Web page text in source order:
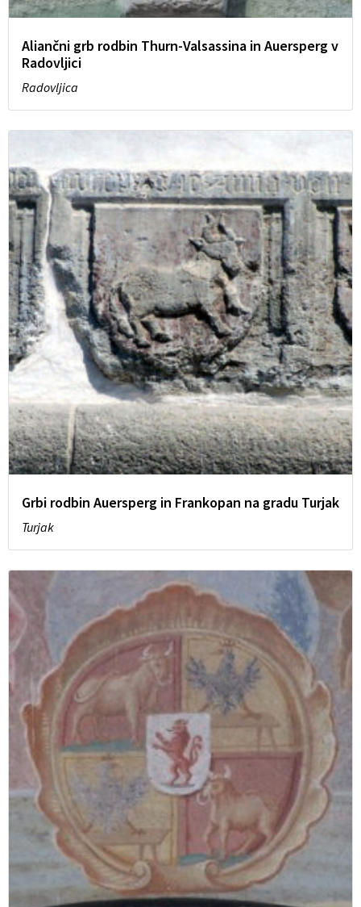
Aliančni grb rodbin Thurn-Valsassina in Auersperg v
Radovljici
Radovljica
Grbi rodbin Auersperg in Frankopan na gradu Turjak
Turjak